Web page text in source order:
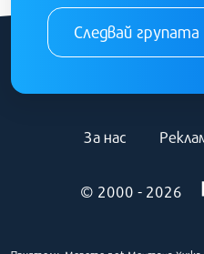
Следвай групата
© 2000 - 2026
За нас